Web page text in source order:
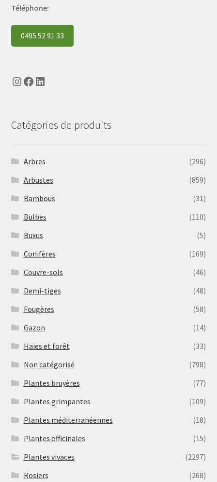
Téléphone:
0495 52 91 33
Instagram
Facebook
LinkedIn
Catégories de produits
Arbres
(296)
Arbustes
(859)
Bambous
(31)
Bulbes
(110)
Buxus
(5)
Conifères
(169)
Couvre-sols
(46)
Demi-tiges
(48)
Fougères
(58)
Gazon
(14)
Haies et forêt
(33)
Non catégorisé
(798)
Plantes bruyères
(77)
Plantes grimpantes
(109)
Plantes méditerranéennes
(18)
Plantes officinales
(15)
Plantes vivaces
(2297)
Rosiers
(268)